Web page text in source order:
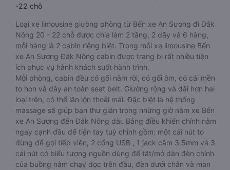
-22 chỗ
Loại xe limousine giường phòng từ Bến xe An Sương đi Đắk
Nông 20 - 22 chỗ được chia làm 2 tầng, 2 dãy và 6 hàng,
mỗi hàng là 2 cabin riêng biệt. Trong mỗi xe limousine Bến
xe An Sương Đắk Nông cabin được trang bị rất nhiều tiện
ích phục vụ hành khách suốt hành trình.
Mỗi phòng, cabin đều có gối nằm rời, có gối ôm, có cái mền
to hơn và dây an toàn seat belt. Giường rộng và dài hơn hai
loại trên, có thể lăn lộn thoải mái. Đặc biệt là hệ thống
massage sẽ giúp bạn thư giãn trong những giờ nằm xe Bến
xe An Sương đến Đắk Nông dài. Bảng điều khiển chính nằm
ngay cạnh đầu để tiện tay tuỳ chỉnh gồm: một cái nút to
đùng để gọi tiếp viên, 2 cổng USB , 1 jack cắm 3.5mm và 3
cái nút có biểu tượng nguồn dùng để tắt/mở dàn đèn chính
của buồng nằm chạy dọc trên đầu, đèn dưới chân và màn